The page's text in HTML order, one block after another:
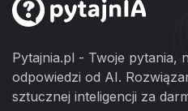
Pytajnia.pl - Twoje pytania,
odpowiedzi od AI.
sztucznej inteligencji za